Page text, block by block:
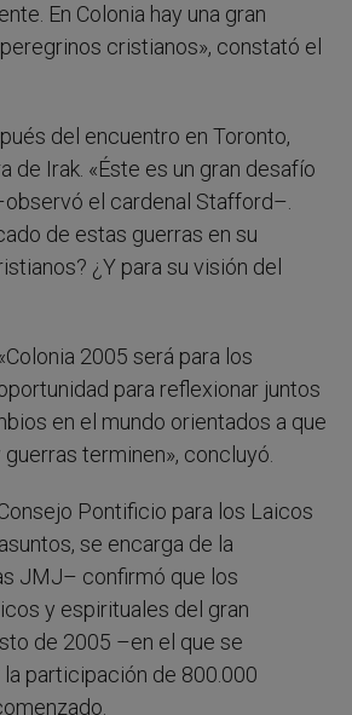
En Colonia hay una gran
cristianos», constató el
del encuentro en Toronto,
de Irak. «Éste es un gran desafío
el cardenal Stafford–.
de estas guerras en su
¿Y para su visión del
2005 será para los
para reflexionar juntos
en el mundo orientados a que
terminen», concluyó.
Pontificio para los Laicos
se encarga de la
JMJ– confirmó que los
y espirituales del gran
de 2005 –en el que se
participación de 800.000